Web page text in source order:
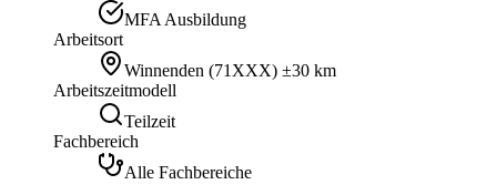
MFA Ausbildung
Arbeitsort
Winnenden (71XXX) ±30 km
Arbeitszeitmodell
Teilzeit
Fachbereich
Alle Fachbereiche